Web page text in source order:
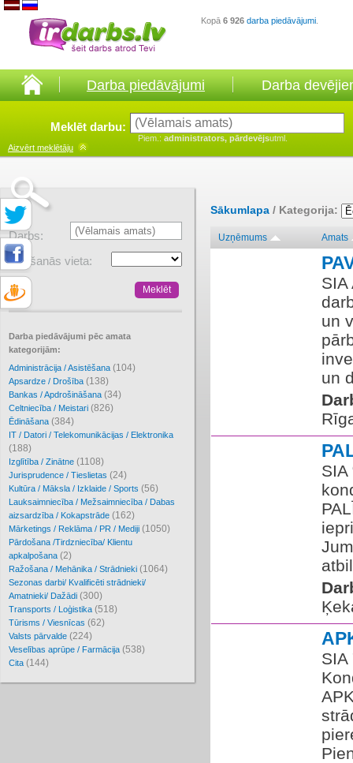
Kopā 6 926 darba piedāvājumi
Darba piedāvājumi Darba
Meklēt darbu:
Piem.: administrators, pārdevējsutml.
Aizvērt meklētāju
Darbs:
Atrašanās vieta:
Darba piedāvājumi pēc amata
kategorijām:
Administrācija / Asistēšana (104)
Apsardze / Drošība (138)
Bankas / Apdrošināšana (34)
Celtniecība / Meistari (826)
Ēdināšana (384)
IT / Datori / Telekomunikācijas / Elektronika
(188)
Izglītība / Zinātne (1108)
Jurisprudence / Tieslietas (24)
Kultūra / Māksla / Izklaide / Sports (56)
Lauksaimniecība / Mežsaimniecība / Dabas
aizsardzība / Kokapstrāde (162)
Mārketings / Reklāma / PR / Mediji (1050)
Pārdošana /Tirdzniecība/ Klientu
apkalpošana (2)
Ražošana / Mehānika / Strādnieki (1064)
Sezonas darbi/ Kvalificēti strādnieki/
Amatnieki/ Dažādi (300)
Transports / Loģistika (518)
Tūrisms / Viesnīcas (62)
Valsts pārvalde (224)
Veselības aprūpe / Farmācija (538)
Cita (144)
Sākumlapa / Kategorija:
Uzņēmums Amats
SIA
un
un
SIA
SIA